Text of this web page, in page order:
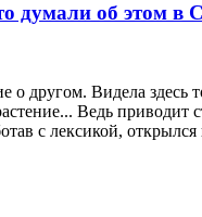
думали об этом в
о другом. Видела
Ведь приводит
с лексикой,